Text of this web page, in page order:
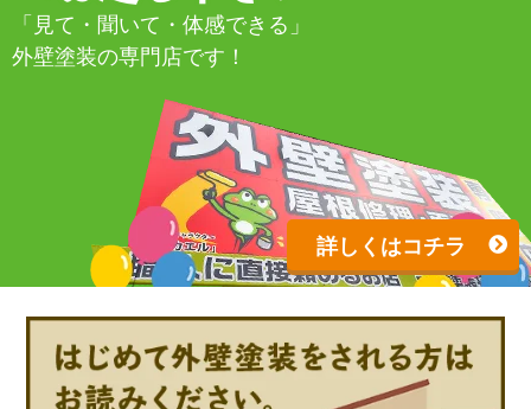
「見て・聞いて・体感できる」
外壁塗装の専門店です！
詳しくはコチラ